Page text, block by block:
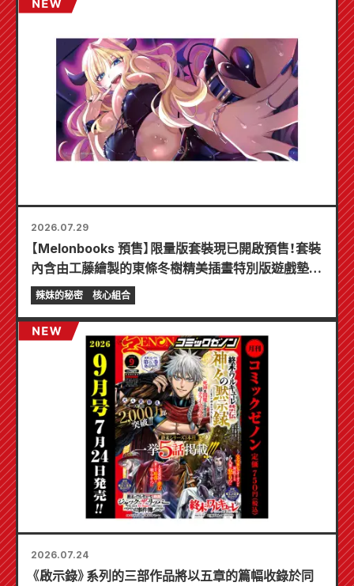
2026.07.29
【Melonbooks 預售】限量版套裝現已開啟預售！套裝
內含由工藤繪製的東條冬樹精美插畫特別版遊戲墊！
《辣妹新娘的秘密》最新第6卷將於10月20日發售！
辣妹的秘密 核心組合
2026.07.24
《啟示錄》系列的三部作品將以五章的篇幅收錄於同